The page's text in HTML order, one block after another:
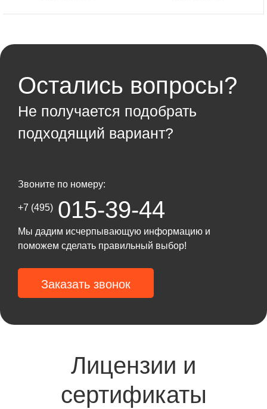
Остались вопросы?
Не получается подобрать
подходящий вариант?
Звоните по номеру:
+7 (495) 015-39-44
Мы дадим исчерпывающую информацию и
поможем сделать правильный выбор!
Заказать звонок
Лицензии и
сертификаты